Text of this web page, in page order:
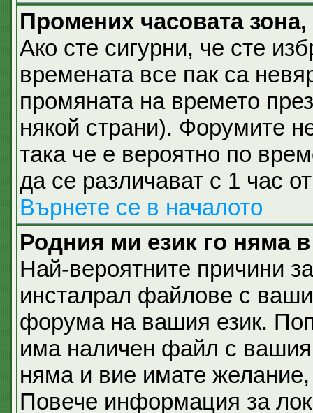
Промених часовата
Ако сте сигурни, че сте
времената все пак са
промяната на времето
някой страни). Форумите
така че е вероятно по
да се различават с 1 час
Върнете се в началото
Родния ми език го няма
Най-вероятните причини
инсталрал файлове с
форума на вашия език.
има наличен файл с вашия
няма и вие имате
Повече информация за